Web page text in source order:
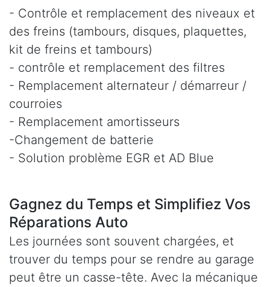
- Contrôle et remplacement des niveaux et
des freins (tambours, disques, plaquettes,
kit de freins et tambours)
- contrôle et remplacement des filtres
- Remplacement alternateur / démarreur /
courroies
- Remplacement amortisseurs
-Changement de batterie
- Solution problème EGR et AD Blue
Gagnez du Temps et Simplifiez Vos
Réparations Auto
Les journées sont souvent chargées, et
trouver du temps pour se rendre au garage
peut être un casse-tête. Avec la mécanique